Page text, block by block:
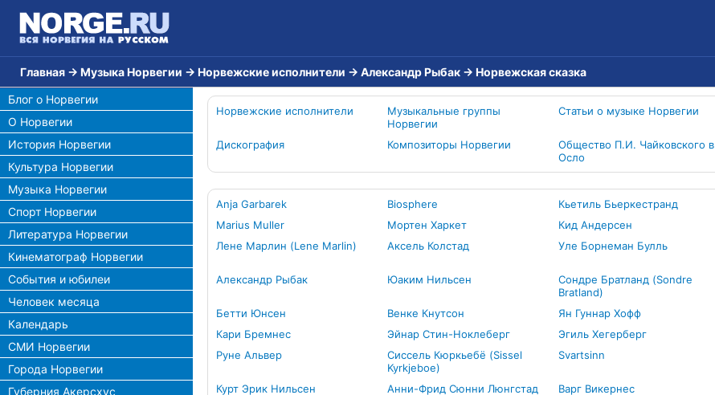
Главная → Музыка Норвегии → Норвежские исполнители → Александр Рыбак → Норвежская сказка
Блог о Норвегии
О Норвегии
История Норвегии
Культура Норвегии
Музыка Норвегии
Спорт Норвегии
Литература Норвегии
Кинематограф Норвегии
События и юбилеи
Человек месяца
Календарь
СМИ Норвегии
Города Норвегии
Губерния Акерсхус
Норвежские исполнители
Музыкальные группы
Норвегии
Статьи о музыке Норвегии
Дискография Композиторы Норвегии
Общество П.И. Чайковского в
Осло
Anja Garbarek Biosphere Кьетиль Бьеркестранд
Marius Muller
Мортен Харкет Кид Андерсен
Лене Марлин (Lene Marlin)
Аксель Колстад Уле Борнеман Булль
Александр Рыбак Юаким Нильсен
Сондре Братланд (Sondre
Bratland)
Бетти Юнсен
Венке Кнутсон Ян Гуннар Хофф
Кари Бремнес
Эйнар Стин-Ноклеберг Эгиль Хегерберг
Руне Альвер
Сиссель Кюркьебё (Sissel
Kyrkjeboe)
Svartsinn
Курт Эрик Нильсен Анни-Фрид Сюнни Люнгстад Варг Викернес